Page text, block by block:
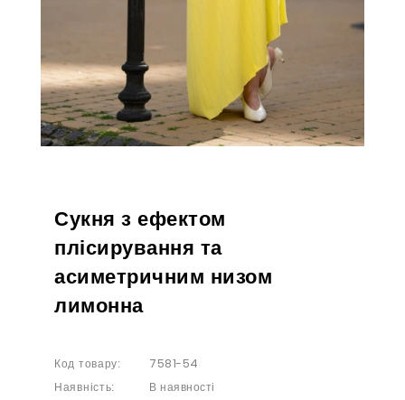
Сукня з ефектом
плісирування та
асиметричним низом
лимонна
Код товару: 7581-54
Наявність: В наявності